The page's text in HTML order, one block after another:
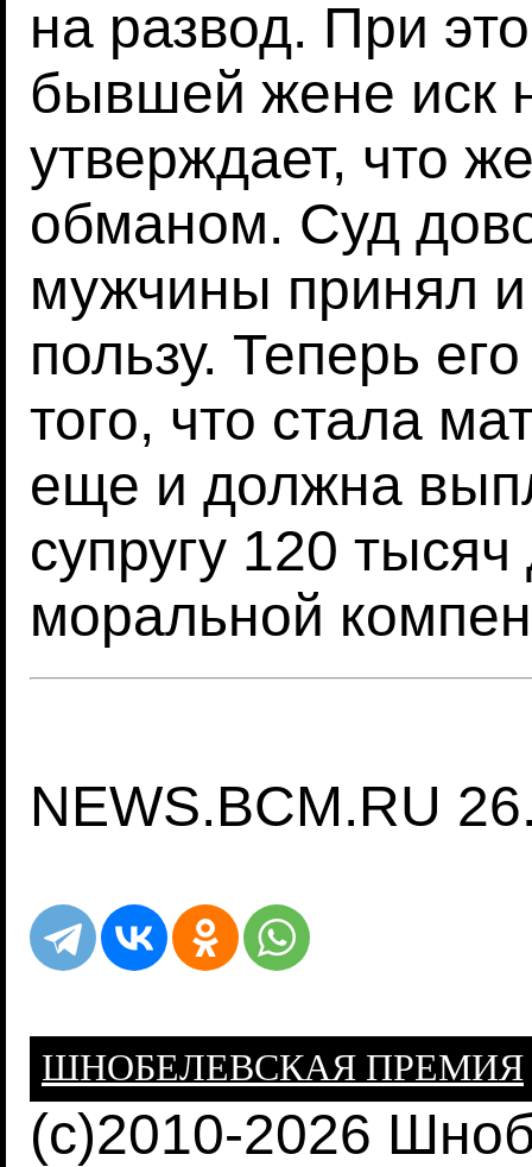
на развод. При
бывшей жене иск
утверждает, что
обманом. Суд
мужчины принял
пользу. Теперь
того, что стала
еще и должна
супругу 120
моральной
NEWS.BCM.RU
ШНОБЕЛЕВСКАЯ ПРЕМИЯ
(c)2010-2026